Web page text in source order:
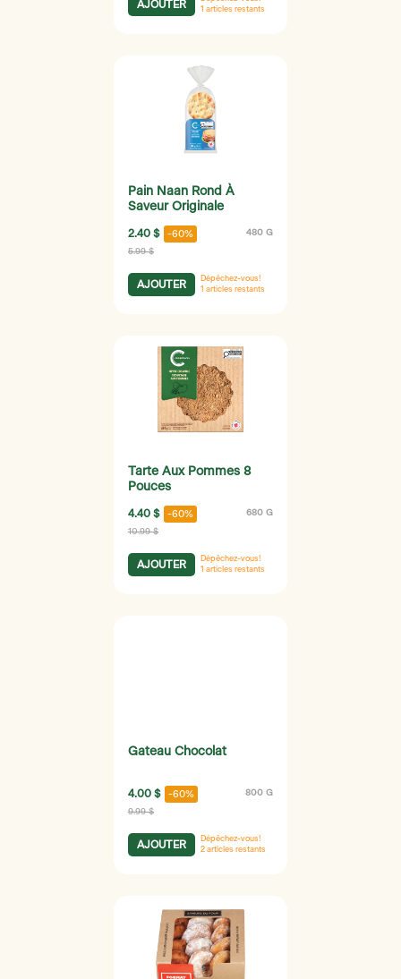
AJOUTER
1 articles restants
Pain Naan Rond À
Saveur Originale
2.40 $ -60% 480 G
5.99 $
AJOUTER
Dépêchez-vous!
1 articles restants
Tarte Aux Pommes 8
Pouces
4.40 $ -60% 680 G
10.99 $
AJOUTER
Dépêchez-vous!
1 articles restants
Gateau Chocolat
4.00 $ -60% 800 G
9.99 $
AJOUTER
Dépêchez-vous!
2 articles restants